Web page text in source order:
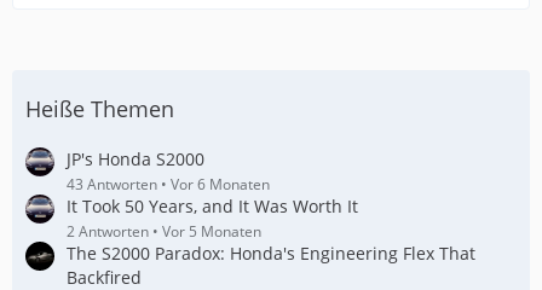
Heiße Themen
JP's Honda S2000
43 Antworten Vor 6 Monaten
It Took 50 Years, and It Was Worth It
2 Antworten Vor 5 Monaten
The S2000 Paradox: Honda's Engineering Flex That
Backfired